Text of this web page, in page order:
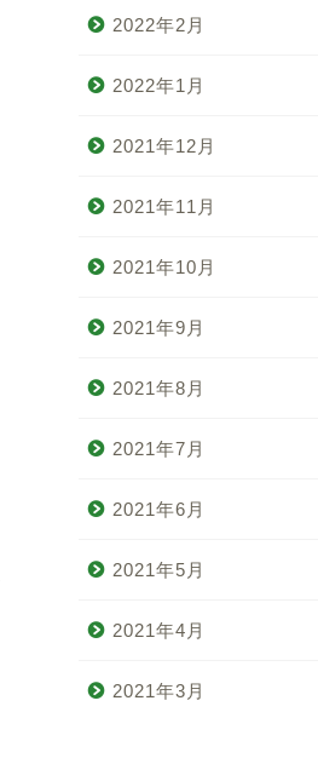
2022年2月
2022年1月
2021年12月
2021年11月
2021年10月
2021年9月
2021年8月
2021年7月
2021年6月
2021年5月
2021年4月
2021年3月